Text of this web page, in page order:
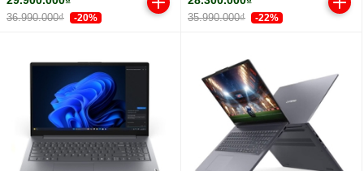
inch WUXGA/ Win11/ Grey)
36.990.000₫ -20%
Win11/ Grey/ Vỏ nhôm/ 2Y)
35.990.000₫ -22%